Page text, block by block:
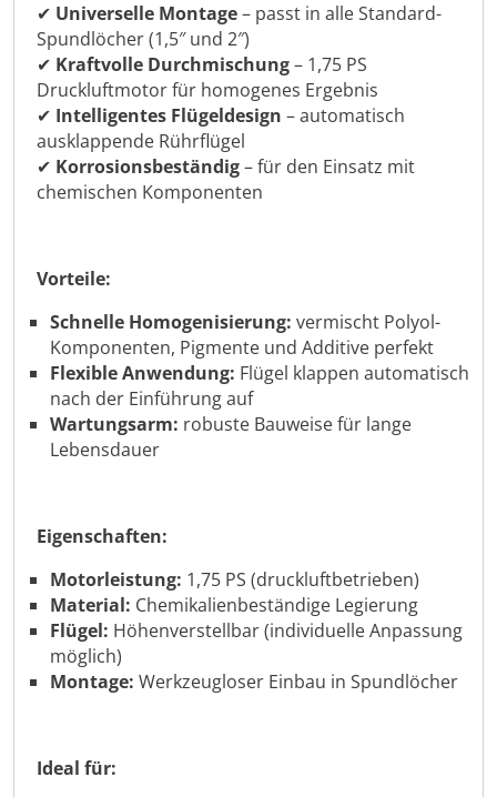
✔ Universelle Montage– passt in alle Standard-
Spundlöcher (1,5″ und 2″)
✔ Kraftvolle Durchmischung– 1,75 PS
Druckluftmotor für homogenes Ergebnis
✔ Intelligentes Flügeldesign – automatisch
ausklappende Rührflügel
✔ Korrosionsbeständig– für den Einsatz mit
chemischen Komponenten
Vorteile:
Schnelle Homogenisierung: vermischt Polyol-
Komponenten, Pigmente und Additive perfekt
Flexible Anwendung: Flügel klappen automatisch
nach der Einführung auf
Wartungsarm: robuste Bauweise für lange
Lebensdauer
Eigenschaften:
Motorleistung: 1,75 PS (druckluftbetrieben)
Material: Chemikalienbeständige Legierung
Flügel: Höhenverstellbar (individuelle Anpassung
möglich)
Montage: Werkzeugloser Einbau in Spundlöcher
Ideal für: